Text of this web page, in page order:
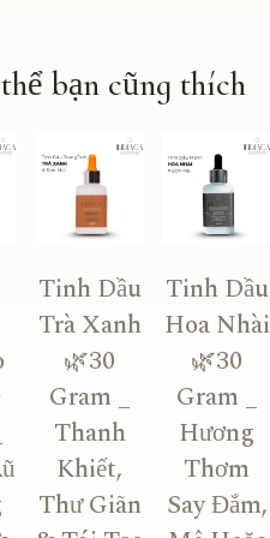
bạn cũng thích
Tinh Dầu
Trà Xanh
🌿30
Gram _
Thanh
Khiết,
Thư Giãn
Tinh Dầu
Hoa Nhài
🌿30
Gram _
Hương
Thơm
Say Đắm,